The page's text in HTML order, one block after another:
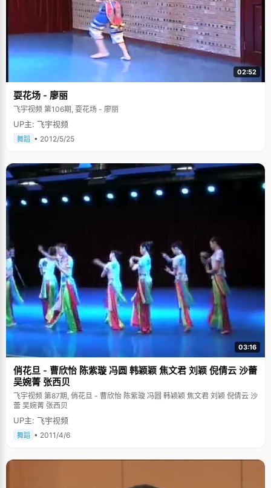
02:52
耍花场 - 廖丽
飞宇视频 第106期, 耍花场 - 廖丽
UP主: 飞宇视频
舞蹈 • 2012/5/25
03:16
俏花旦 - 曹欣怡 陈紫璇 冯圆 韩颖颖 焦文君 刘颖 倪倩云 沙蕾
吴婉菁 张西贝
飞宇视频 第87期, 俏花旦 - 曹欣怡 陈紫璇 冯圆 韩颖颖 焦文君 刘颖 倪倩云 沙
蕾 吴婉菁 张西贝
UP主: 飞宇视频
舞蹈 • 2011/4/6